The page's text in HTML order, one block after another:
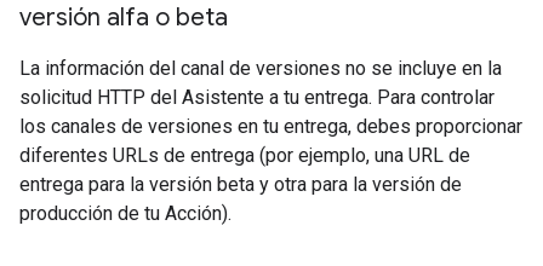
versión alfa o beta
La información del canal de versiones no se incluye en la
solicitud HTTP del Asistente a tu entrega. Para controlar
los canales de versiones en tu entrega, debes proporcionar
diferentes URLs de entrega (por ejemplo, una URL de
entrega para la versión beta y otra para la versión de
producción de tu Acción).